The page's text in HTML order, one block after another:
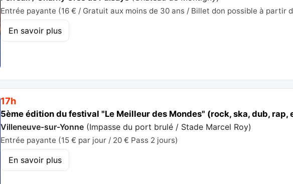
Entrée payante (16 € / Gratuit aux moins de 30 ans / Billet don possible à partir
En savoir plus
17h
5ème édition du festival "Le Meilleur des Mondes" (rock, ska, dub, rap,
Villeneuve-sur-Yonne (Impasse du port brulé / Stade Marcel Roy)
Entrée payante (15 € par jour / 20 € Pass 2 jours)
En savoir plus